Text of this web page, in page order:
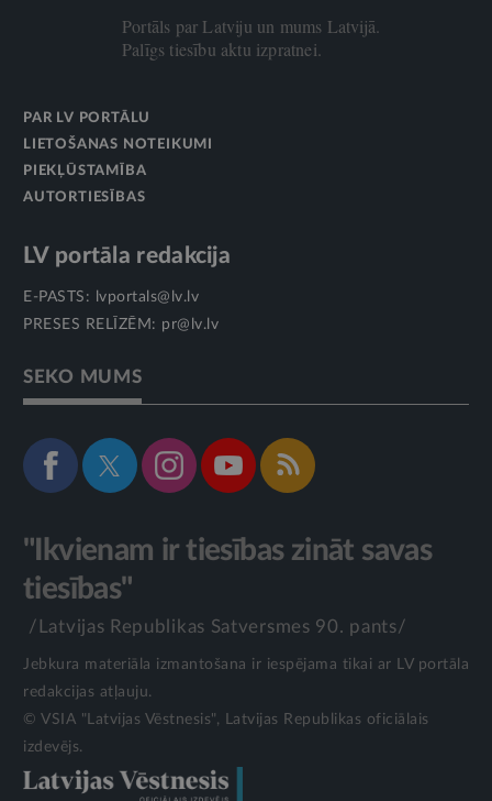
Portāls par Latviju un mums Latvijā.
Palīgs tiesību aktu izpratnei.
PAR LV PORTĀLU
LIETOŠANAS NOTEIKUMI
PIEKĻŪSTAMĪBA
AUTORTIESĪBAS
LV portāla redakcija
E-PASTS:
lvportals@lv.lv
PRESES RELĪZĒM: pr@lv.lv
SEKO MUMS
"Ikvienam ir tiesības zināt savas
tiesības"
/Latvijas Republikas Satversmes 90. pants/
Jebkura materiāla izmantošana ir iespējama tikai ar LV portāla
redakcijas atļauju.
© VSIA "Latvijas Vēstnesis", Latvijas Republikas oficiālais
izdevējs.